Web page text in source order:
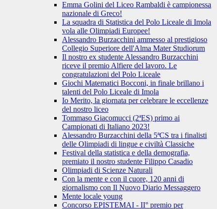
Emma Golini del Liceo Rambaldi è campionessa
nazionale di Greco!
La squadra di Statistica del Polo Liceale di Imola
vola alle Olimpiadi Europee!
Alessandro Burzacchini ammesso al prestigioso
Collegio Superiore dell'Alma Mater Studiorum
Il nostro ex studente Alessandro Burzacchini
riceve il premio Alfiere del lavoro. Le
congratulazioni del Polo Liceale
Giochi Matematici Bocconi, in finale brillano i
talenti del Polo Liceale di Imola
Io Merito, la giornata per celebrare le eccellenze
del nostro liceo
Tommaso Giacomucci (2ªES) primo ai
Campionati di Italiano 2023!
Alessandro Burzacchini della 5ªCS tra i finalisti
delle Olimpiadi di lingue e civiltà Classiche
Festival della statistica e della demografia,
premiato il nostro studente Filippo Casadio
Olimpiadi di Scienze Naturali
Con la mente e con il cuore, 120 anni di
giornalismo con Il Nuovo Diario Messaggero
Mente locale young
Concorso EPISTEMAI - II° premio per